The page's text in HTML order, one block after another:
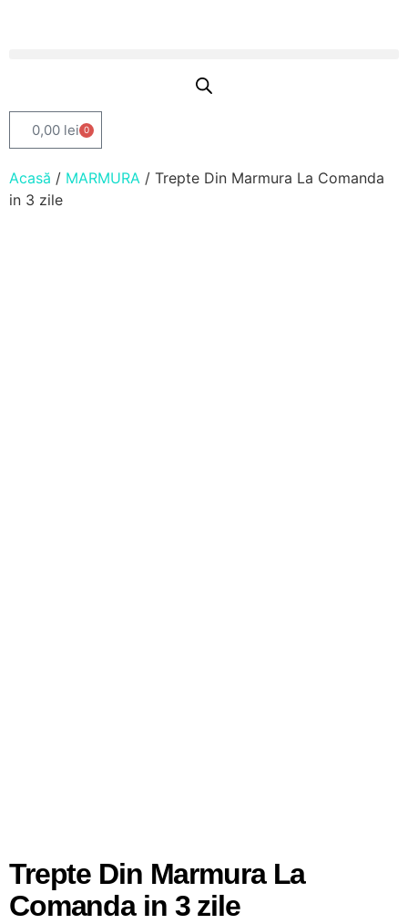
0,00 lei 0
Acasă / MARMURA / Trepte Din Marmura La Comanda
in 3 zile
Trepte Din Marmura La
Comanda in 3 zile